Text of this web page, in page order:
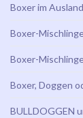
Boxer im Ausland
Boxer-
Boxer-
Boxer, Doggen
BULLDOGGEN